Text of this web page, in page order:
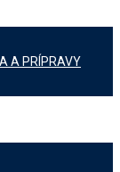
A PRÍPRAVY